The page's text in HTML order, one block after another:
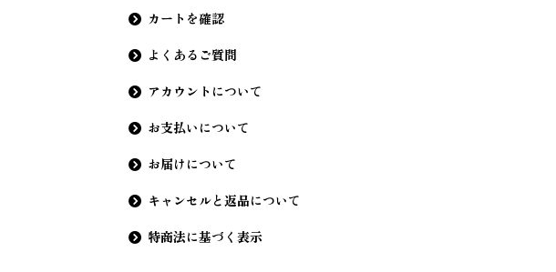
カートを確認
よくあるご質問
アカウントについて
お支払いについて
お届けについて
キャンセルと返品について
特商法に基づく表示